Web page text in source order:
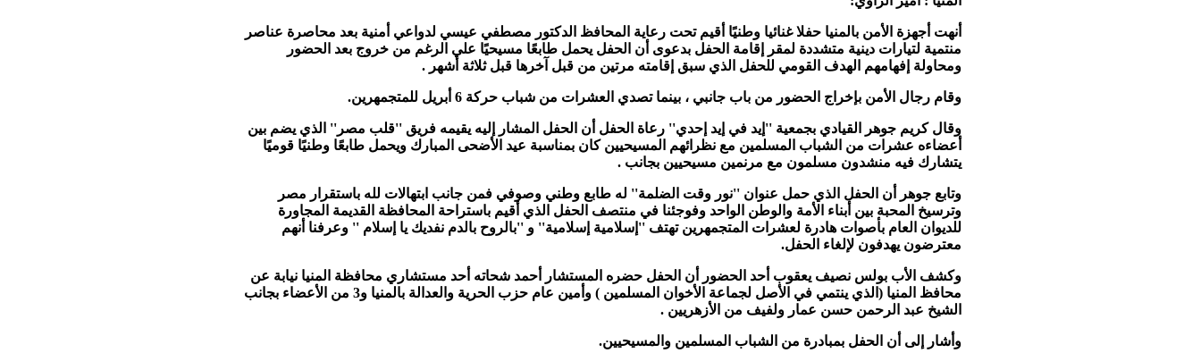
أنهت أجهزة الأمن بالمنيا حفلا غنائيا وطنيًا أقيم تحت رعاية المحافظ الدكتور مصطفي عيسي لدواعي أمنية بعد محاصرة عناصر
منتمية لتيارات دينية متشددة لمقر إقامة الحفل بدعوى أن الحفل يحمل طابعًا مسيحيًا علي الرغم من خروج بعد الحضور
ومحاولة إفهامهم الهدف القومي للحفل الذي سبق إقامته مرتين من قبل آخرها قبل ثلاثة أشهر .
وقام رجال الأمن بإخراج الحضور من باب جانبي ، بينما تصدي العشرات من شباب حركة 6 أبريل للمتجمهرين.
وقال كريم جوهر القيادي بجمعية ''إيد في إيد إحدي'' رعاة الحفل أن الحفل المشار إليه يقيمه فريق ''قلب مصر'' الذي يضم بين
أعضاءه عشرات من الشباب المسلمين مع نظرائهم المسيحيين كان بمناسبة عيد الأضحى المبارك ويحمل طابعًا وطنيًا قوميًا
يتشارك فيه منشدون مسلمون مع مرنمين مسيحيين بجانب .
وتابع جوهر أن الحفل الذي حمل عنوان ''نور وقت الضلمة'' له طابع وطني وصوفي فمن جانب ابتهالات لله باستقرار مصر
وترسيخ المحبة بين أبناء الأمة والوطن الواحد وفوجئنا في منتصف الحفل الذي أقيم باستراحة المحافظة القديمة المجاورة
للديوان العام بأصوات هادرة لعشرات المتجمهرين تهتف ''إسلامية إسلامية'' و ''بالروح بالدم نفديك يا إسلام '' وعرفنا أنهم
معترضون يهدفون لإلغاء الحفل.
وكشف الأب بولس نصيف يعقوب أحد الحضور أن الحفل حضره المستشار أحمد شحاته أحد مستشاري محافظة المنيا نيابة عن
محافظ المنيا (الذي ينتمي في الأصل لجماعة الأخوان المسلمين ) وأمين عام حزب الحرية والعدالة بالمنيا و3 من الأعضاء بجانب
الشيخ عبد الرحمن حسن عمار ولفيف من الأزهريين .
وأشار إلى أن الحفل بمبادرة من الشباب المسلمين والمسيحيين.